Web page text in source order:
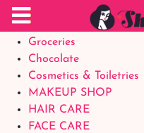
Food Supplements
Baby Foods
Groceries
Chocolate
Cosmetics & Toiletries
MAKEUP SHOP
HAIR CARE
FACE CARE